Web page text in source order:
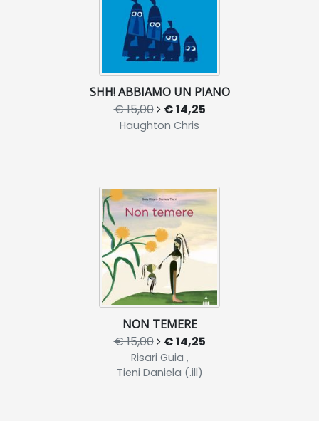
SHH! ABBIAMO UN PIANO
€ 15,00 € 14,25
Haughton Chris
NON TEMERE
€ 15,00 € 14,25
Risari Guia ,
Tieni Daniela (.ill)